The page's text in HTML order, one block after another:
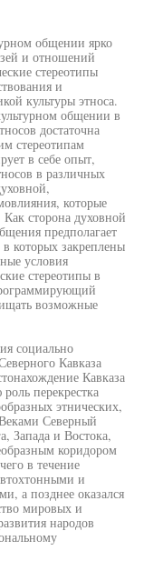
общении ярко
и отношений
стереотипы
и
культуры этноса.
общении в
достаточна
стереотипам
в себе опыт,
в различных
которые
Как сторона духовной
предполагает
которых закреплены
условия
стереотипы в
возможные
социально
Кавказа
Кавказа
перекрестка
этнических,
Северный
Запада и Востока,
коридором
в течение
и
а позднее оказался
мировых и
народов